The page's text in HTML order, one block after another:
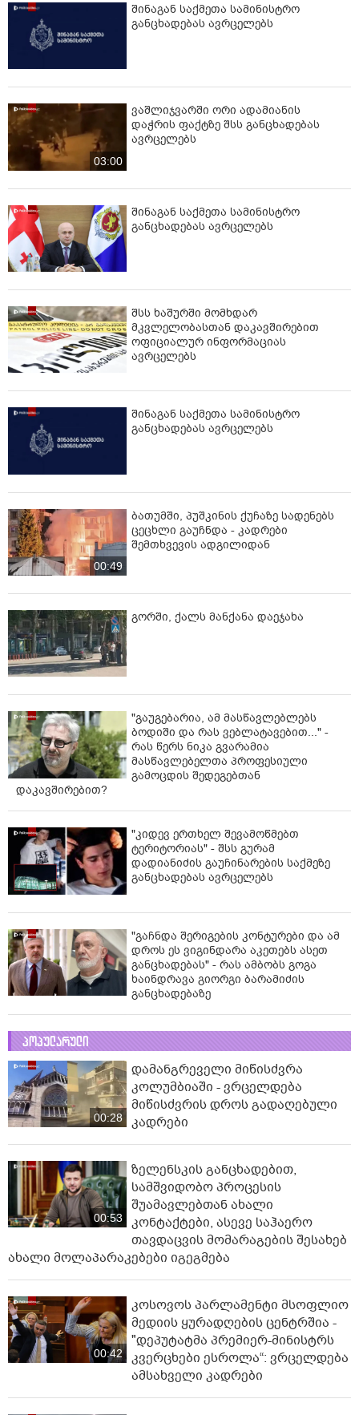
შინაგან საქმეთა სამინისტრო
განცხადებას ავრცელებს
03:00
ვაშლიჯვარში ორი ადამიანის
დაჭრის ფაქტზე შსს განცხადებას
ავრცელებს
შინაგან საქმეთა სამინისტრო
განცხადებას ავრცელებს
შსს ხაშურში მომხდარ
მკვლელობასთან დაკავშირებით
ოფიციალურ ინფორმაციას
ავრცელებს
შინაგან საქმეთა სამინისტრო
განცხადებას ავრცელებს
00:49
ბათუმში, პუშკინის ქუჩაზე სადენებს
ცეცხლი გაუჩნდა - კადრები
შემთხვევის ადგილიდან
გორში, ქალს მანქანა დაეჯახა
"გაუგებარია, ამ მასწავლებლებს
ბოდიში და რას ვებლატავებით..." -
რას წერს ნიკა გვარამია
მასწავლებელთა პროფესიული
გამოცდის შედეგებთან
დაკავშირებით?
"კიდევ ერთხელ შევამოწმებთ
ტერიტორიას" - შსს გურამ
დადიანიძის გაუჩინარების საქმეზე
განცხადებას ავრცელებს
"გაჩნდა შერიგების კონტურები და ამ
დროს ეს ვიგინდარა აკეთებს ასეთ
განცხადებას" - რას ამბობს გოგა
ხაინდრავა გიორგი ბარამიძის
განცხადებაზე
პოპულარული
00:28
დამანგრეველი მიწისძვრა
კოლუმბიაში - ვრცელდება
მიწისძვრის დროს გადაღებული
კადრები
00:53
ზელენსკის განცხადებით,
სამშვიდობო პროცესის
შუამავლებთან ახალი
კონტაქტები, ასევე საჰაერო
თავდაცვის მომარაგების შესახებ
ახალი მოლაპარაკებები იგეგმება
00:42
კოსოვოს პარლამენტი მსოფლიო
მედიის ყურადღების ცენტრშია -
"დეპუტატმა პრემიერ-მინისტრს
კვერცხები ესროლა“: ვრცელდება
ამსახველი კადრები